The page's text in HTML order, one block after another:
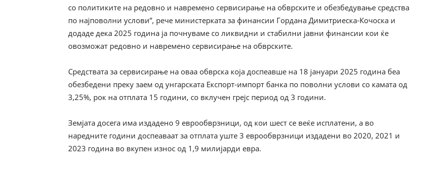
со политиките на редовно и навремено сервисирање на обврските и обезбедување средства
по најповолни услови”, рече министерката за финансии Гордана Димитриеска-Кочоска и
додаде дека 2025 година ја почнуваме со ликвидни и стабилни јавни финансии кои ќе
овозможат редовно и навремено сервисирање на обврските.
Средствата за сервисирање на оваа обврска која доспеавше на 18 јануари 2025 година беа
обезбедени преку заем од унгарската Експорт-импорт банка по поволни услови со камата од
3,25%, рок на отплата 15 години, со вклучен грејс период од 3 години.
Земјата досега има издадено 9 еврообврзници, од кои шест се веќе исплатени, а во
наредните години доспеаваат за отплата уште 3 еврообврзници издадени во 2020, 2021 и
2023 година во вкупен износ од 1,9 милијарди евра.